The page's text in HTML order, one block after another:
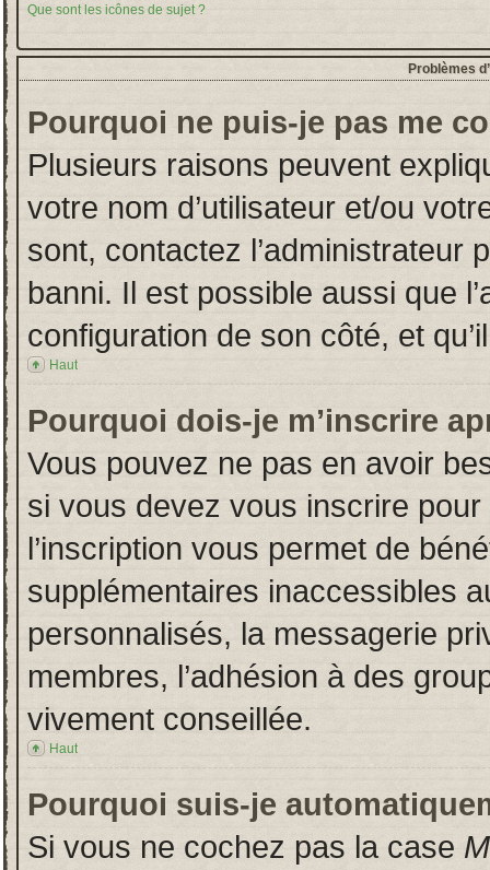
Que sont les icônes de sujet ?
Problèmes
Pourquoi ne puis-je pas me
Plusieurs raisons peuvent
votre nom d’utilisateur et/ou
sont, contactez l’administrateur
banni. Il est possible aussi que
configuration de son côté, et
Haut
Pourquoi dois-je m’inscrire
Vous pouvez ne pas en avoir
si vous devez vous inscrire
l’inscription vous permet de
supplémentaires inaccessibles
personnalisés, la messagerie
membres, l’adhésion à des
vivement conseillée.
Haut
Pourquoi suis-je
Si vous ne cochez pas la case